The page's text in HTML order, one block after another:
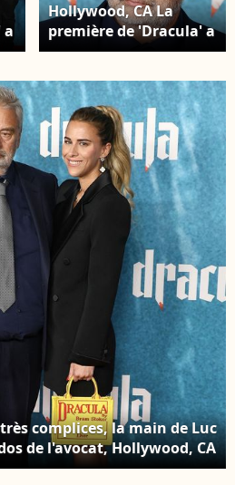
a
:
Hollywood, CA La
première de 'Dracula' a
eu lieu au TCL Chinese
Californie le
03/02/2026/ Sur la
photo : Luc Besson
Photo : Backgrid USA /
Bestimage
complices, la main de Luc
de l'avocat, Hollywood, CA
a eu lieu au TCL